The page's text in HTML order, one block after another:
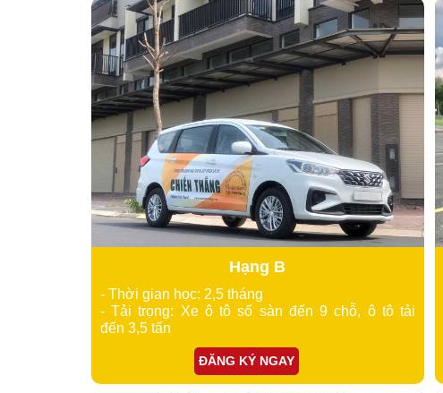
Hạng B
- Thời gian học: 2,5 tháng
- Tải trọng: Xe ô tô số sàn đến 9 chỗ, ô tô tải
đến 3,5 tấn
ĐĂNG KÝ NGAY